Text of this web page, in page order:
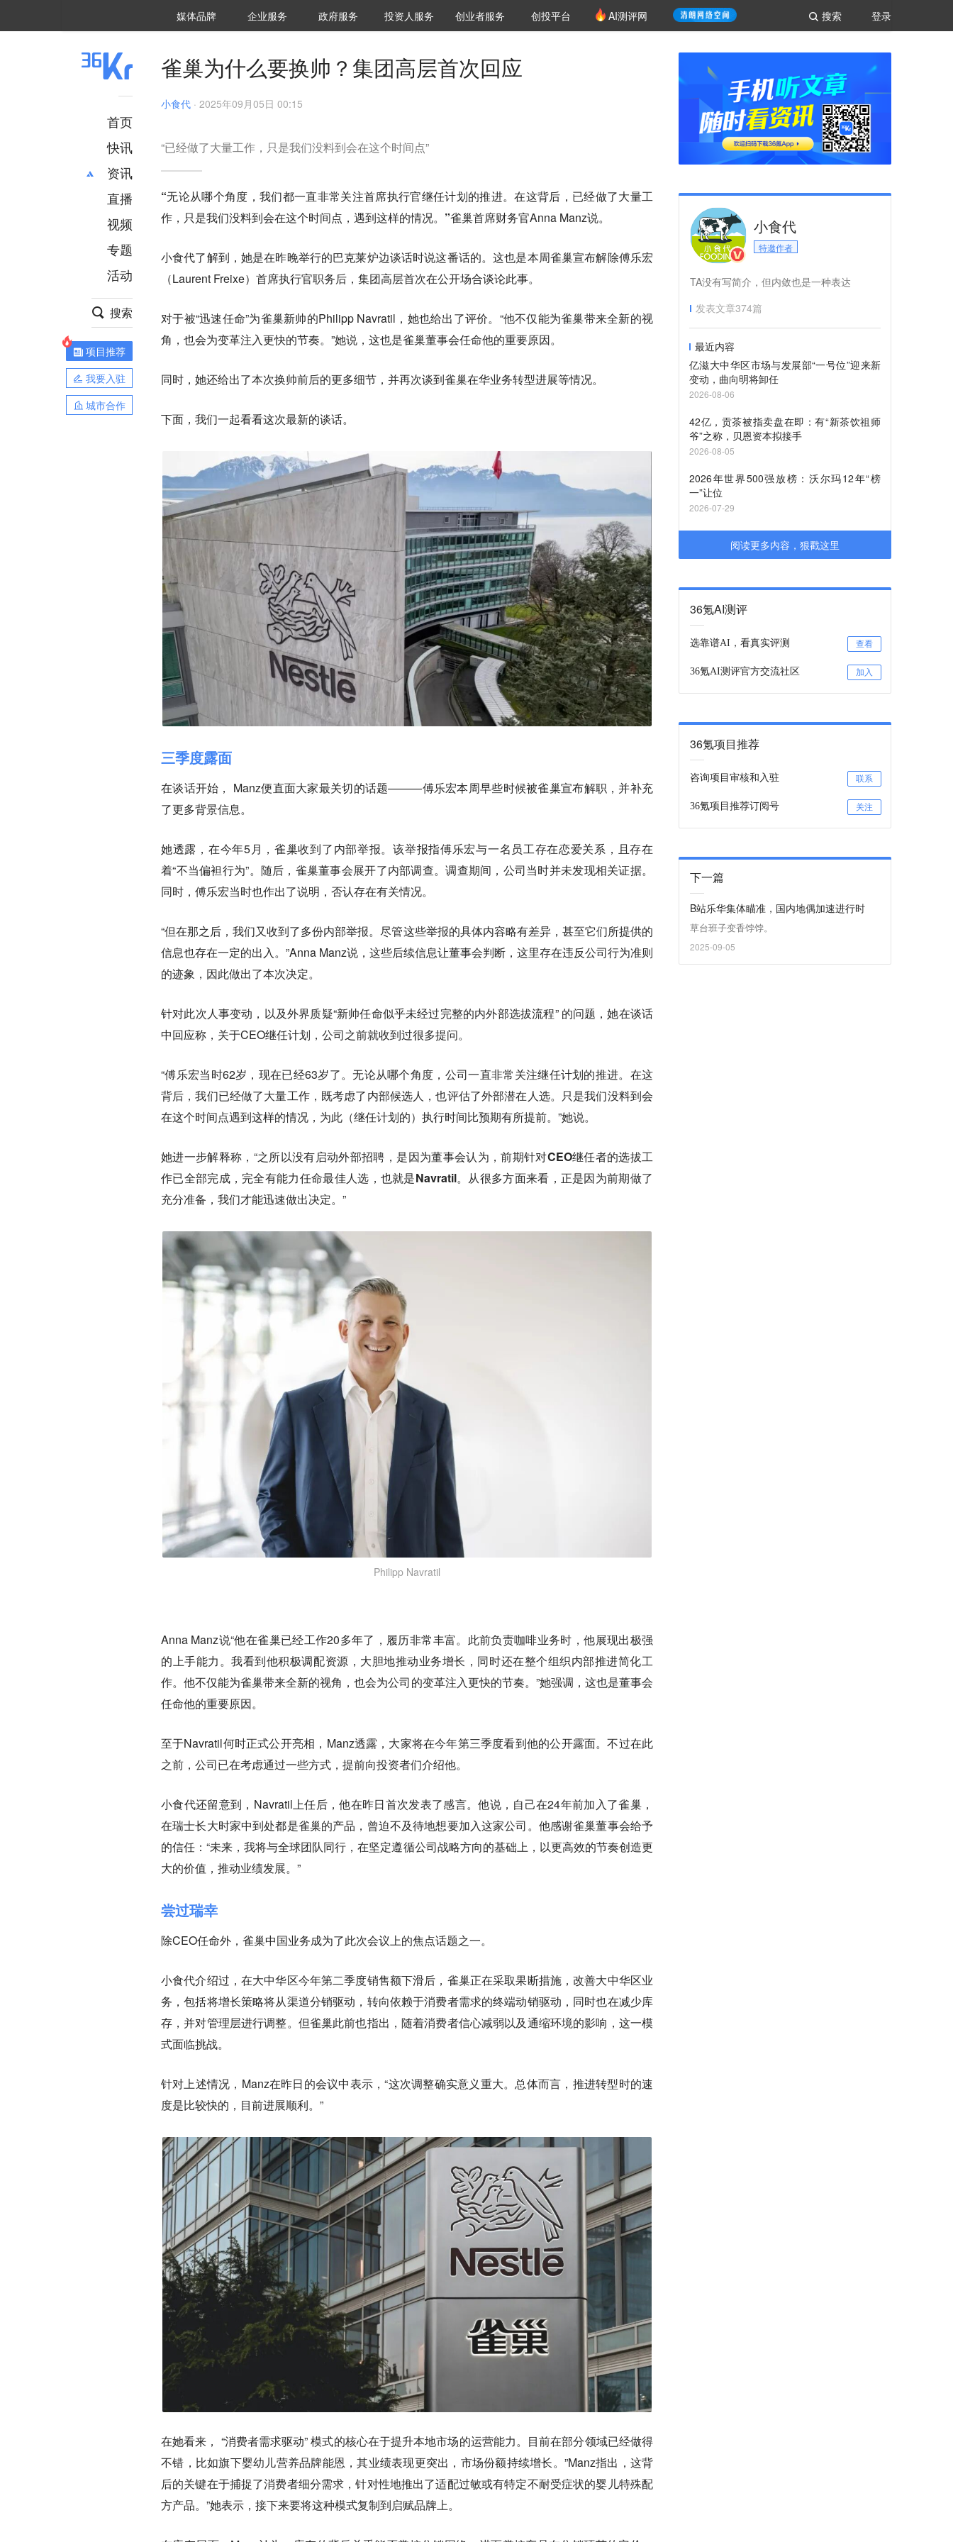
登录
搜索
媒体品牌 36Kr研究院
企业服务 城市之窗
政府服务 VClub投资机构库
投资机构职位推介
投资人服务 创投氪堂
创业者服务 创投平台 AI测评网
首页
快讯
资讯
推荐
财经
项目推荐
安徽
直播
视频
专题
活动
搜索
项目推荐
我要入驻
城市合作
雀巢为什么要换帅？集团高层首次回应
小食代 · 2025年09月05日 00:15
“已经做了大量工作，只是我们没料到会在这个时间点”
“无论从哪个角度，我们都一直非常关注首席执行官继任计划的推进。在这背后，已经做了大量工
作，只是我们没料到会在这个时间点，遇到这样的情况。”雀巢首席财务官Anna Manz说。
小食代了解到，她是在昨晚举行的巴克莱炉边谈话时说这番话的。这也是本周雀巢宣布解除傅乐宏
（Laurent Freixe）首席执行官职务后，集团高层首次在公开场合谈论此事。
对于被“迅速任命”为雀巢新帅的Philipp Navratil，她也给出了评价。“他不仅能为雀巢带来全新的视
角，也会为变革注入更快的节奏。”她说，这也是雀巢董事会任命他的重要原因。
同时，她还给出了本次换帅前后的更多细节，并再次谈到雀巢在华业务转型进展等情况。
下面，我们一起看看这次最新的谈话。
三季度露面
在谈话开始， Manz便直面大家最关切的话题———傅乐宏本周早些时候被雀巢宣布解职，并补充
了更多背景信息。
她透露，在今年5月，雀巢收到了内部举报。该举报指傅乐宏与一名员工存在恋爱关系，且存在
着“不当偏袒行为”。随后，雀巢董事会展开了内部调查。调查期间，公司当时并未发现相关证据。
同时，傅乐宏当时也作出了说明，否认存在有关情况。
“但在那之后，我们又收到了多份内部举报。尽管这些举报的具体内容略有差异，甚至它们所提供的
信息也存在一定的出入。”Anna Manz说， 这些后续信息让董事会判断，这里存在违反公司行为准则
的迹象，因此做出了本次决定。
针对此次人事变动，以及外界质疑“新帅任命似乎未经过完整的内外部选拔流程” 的问题，她在谈话
中回应称，关于CEO继任计划，公司之前就收到过很多提问。
“傅乐宏当时62岁，现在已经63岁了。无论从哪个角度，公司一直非常关注继任计划的推进。在这
背后，我们已经做了大量工作，既考虑了内部候选人，也评估了外部潜在人选。只是我们没料到会
在这个时间点遇到这样的情况，为此（继任计划的）执行时间比预期有所提前。”她说。
她进一步解释称，“之所以没有启动外部招聘， 是因为董事会认为，前期针对CEO继任者的选拔工
作已全部完成，完全有能力任命最佳人选，也就是Navratil。 从很多方面来看，正是因为前期做了
充分准备，我们才能迅速做出决定。”
Philipp Navratil
Anna Manz说“他在雀巢已经工作20多年了，履历非常丰富。 此前负责咖啡业务时，他展现出极强
的上手能力。我看到他积极调配资源，大胆地推动业务增长，同时还在整个组织内部推进简化工
作。他不仅能为雀巢带来全新的视角，也会为公司的变革注入更快的节奏。”她强调，这也是董事会
任命他的重要原因。
至于Navratil何时正式公开亮相，Manz透露， 大家将在今年第三季度看到他的公开露面。不过在此
之前，公司已在考虑通过一些方式，提前向投资者们介绍他。
小食代还留意到，Navratil上任后，他在昨日首次发表了感言。他说，自己在24年前加入了雀巢，
在瑞士长大时家中到处都是雀巢的产品，曾迫不及待地想要加入这家公司。他感谢雀巢董事会给予
的信任：“未来，我将与全球团队同行，在坚定遵循公司战略方向的基础上，以更高效的节奏创造更
大的价值，推动业绩发展。”
尝过瑞幸
除CEO任命外，雀巢中国业务成为了此次会议上的焦点话题之一。
小食代介绍过，在大中华区今年第二季度销售额下滑后，雀巢正在采取果断措施，改善大中华区业
务，包括将增长策略将从渠道分销驱动，转向依赖于消费者需求的终端动销驱动，同时也在减少库
存，并对管理层进行调整。但雀巢此前也指出，随着消费者信心减弱以及通缩环境的影响，这一模
式面临挑战。
针对上述情况，Manz在昨日的会议中表示，“这次调整确实意义重大。总体而言，推进转型时的速
度是比较快的，目前进展顺利。”
在她看来， “消费者需求驱动” 模式的核心在于提升本地市场的运营能力。目前在部分领域已经做得
不错， 比如旗下婴幼儿营养品牌能恩，其业绩表现更突出，市场份额持续增长。”Manz指出，这背
后的关键在于捕捉了消费者细分需求，针对性地推出了适配过敏或有特定不耐受症状的婴儿特殊配
方产品。”她表示， 接下来要将这种模式复制到启赋品牌上。
小食代
特邀作者
TA没有写简介，但内敛也是一种表达
发表文章374篇
最近内容
亿滋大中华区市场与发展部“一号位”迎来新
变动，曲向明将卸任
2026-08-06
42亿，贡茶被指卖盘在即：有“新茶饮祖师
爷”之称，贝恩资本拟接手
2026-08-05
2026年世界500强放榜：沃尔玛12年“榜
一”让位
2026-07-29
阅读更多内容，狠戳这里
36氪AI测评
选靠谱AI，看真实评测 查看
36氪AI测评官方交流社区 加入
36氪项目推荐
咨询项目审核和入驻 联系
36氪项目推荐订阅号 关注
下一篇
B站乐华集体瞄准，国内地偶加速进行时
草台班子变香饽饽。
2025-09-05